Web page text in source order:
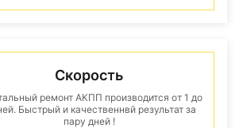
Скорость
ремонт АКПП производится от 1 до
Быстрый и качественнвй результат за
пару дней !